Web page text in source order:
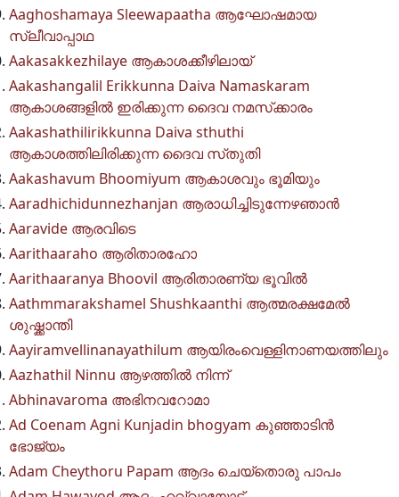
Aaghoshamaya Sleewapaatha ആഘോഷമായ
സ്ലീവാപ്പാഥ
Aakasakkezhilaye ആകാശക്കീഴിലായ്
Aakashangalil Erikkunna Daiva Namaskaram
ആകാശങ്ങളിൽ ഇരിക്കുന്ന ദൈവ നമസ്‌ക്കാരം
Aakashathilirikkunna Daiva sthuthi
ആകാശത്തിലിരിക്കുന്ന ദൈവ സ്‌തുതി
Aakashavum Bhoomiyum ആകാശവും ഭൂമിയും
Aaradhichidunnezhanjan ആരാധിച്ചിടുന്നേഴഞാൻ
Aaravide ആരവിടെ
Aarithaaraho ആരിതാരഹോ
Aarithaaranya Bhoovil ആരിതാരണ്യ ഭൂവിൽ
Aathmmarakshamel Shushkaanthi ആത്മരക്ഷമേൽ
ശുഷ്ക്കാന്തി
Aayiramvellinanayathilum ആയിരംവെള്ളിനാണയത്തിലും
Aazhathil Ninnu ആഴത്തിൽ നിന്ന്
Abhinavaroma അഭിനവറോമാ
Ad Coenam Agni Kunjadin bhogyam കുഞ്ഞാടിൻ
ഭോജ്യം
Adam Cheythoru Papam ആദം ചെയ്തൊരു പാപം